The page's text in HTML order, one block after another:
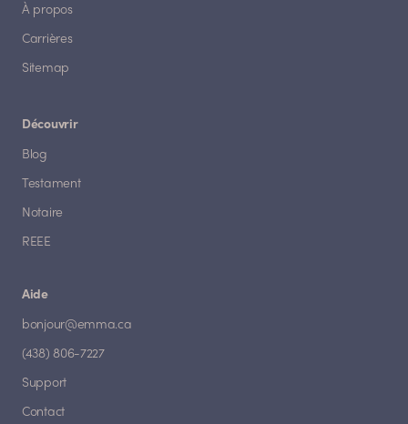
À propos
Carrières
Sitemap
Découvrir
Blog
Testament
Notaire
REEE
Aide
bonjour@emma.ca
(438) 806-7227
Support
Contact